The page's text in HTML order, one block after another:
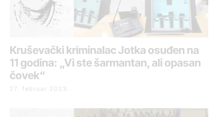
Kruševački kriminalac Jotka osuđen na
11 godina: „Vi ste šarmantan, ali opasan
čovek“
27. februar 2023.